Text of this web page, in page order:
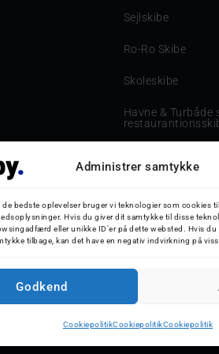
Administrer samtykke
de bedste oplevelser bruger vi teknologier som cookies
Hvis du giver dit samtykke til disse
eller unikke ID'er på dette websted. Hvis du
tilbage, kan det have en negativ indvirkning på
Godkend
CookiepolitikCookiepolitikCookiepolitik
Sejlskibe
Ro-Ro Skibe
Skoleskibe
Havne & Turbåde
Storebæltsbroen